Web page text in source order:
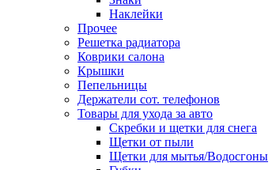
Наклейки
Прочее
Решетка радиатора
Коврики салона
Крышки
Пепельницы
Держатели сот. телефонов
Товары для ухода за авто
Скребки и щетки для снега
Щетки от пыли
Щетки для мытья/Водосгоны